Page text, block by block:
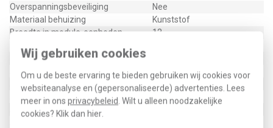
Wij gebruiken cookies
Om u de beste ervaring te bieden gebruiken wij cookies voor
websiteanalyse en (gepersonaliseerde) advertenties. Lees
meer in ons privacybeleid . Wilt u alleen noodzakelijke
cookies? Klik dan hier
Overspanningsbeveiliging
Nee
Materiaal behuizing
Kunststof
Breedte in module-eenheden
12
Beschermingsgraad (IP)
Aantal aardlekautomaten
Aantal aardlekschakelaars 300 mA
0
Aantal aardlekschakelaars 30 mA
Aantal directe groepen